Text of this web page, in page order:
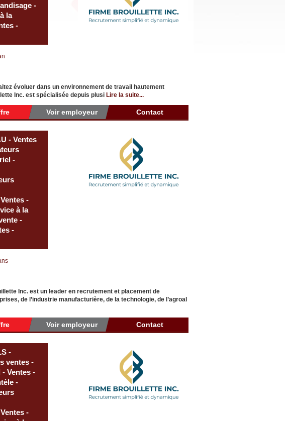
-
la
-
évoluer dans un environnement de travail hautement
Inc. est spécialisée depuis plusi Lire la suite...
Voir employeur Contact
- Ventes
-
-
à la
-
-
Inc. est un leader en recrutement et placement de
de l’industrie manufacturière, de la technologie, de l’agroal
Voir employeur Contact
-
ventes -
Ventes -
-
-